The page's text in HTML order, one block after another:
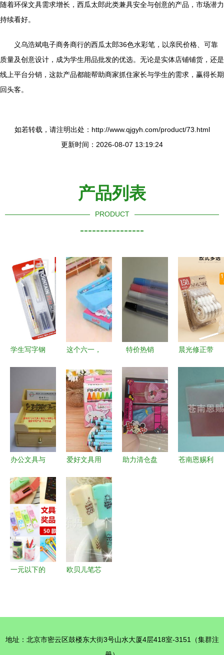
随着环保文具需求增长，西瓜太郎此类兼具安全与创意的产品，市场潜力
持续看好。
义乌浩斌电子商务商行的西瓜太郎36色水彩笔，以亲民价格、可靠
质量及创意设计，成为学生用品批发的优选。无论是实体店铺铺货，还是
线上平台分销，这款产品都能帮助商家抓住家长与学生的需求，赢得长期
回头客。
如若转载，请注明出处：http://www.qjgyh.com/product/73.html
更新时间：2026-08-07 13:19:24
产品列表
PRODUCT
----------------
学生写字钢
装钢笔详解
与市场前景
这个六一，
你过——文
具用品批发
让节日更有
意义
特价热销
爱忍者兔中
性笔，8g轻
巧卡通水笔
批发之选
晨光修正带
航
办公文具与
站式批发
解锁企业采
购新选择
爱好文具用
一手批发精
准对接厂家
源头
助力清仓盘
苍南恩赐利
一元以下的
欧贝儿笔芯
地址：北京市密云区鼓楼东大街3号山水大厦4层418室-3151（集群注